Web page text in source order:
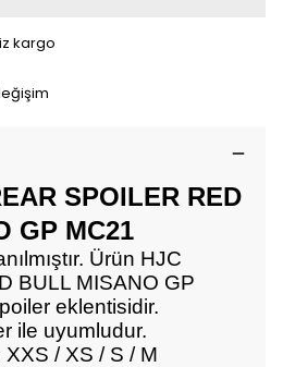
kargo
SPOILER RED
GP MC21
Ürün HJC
BULL MISANO GP
eklentisidir.
ile uyumludur.
/ XS / S / M